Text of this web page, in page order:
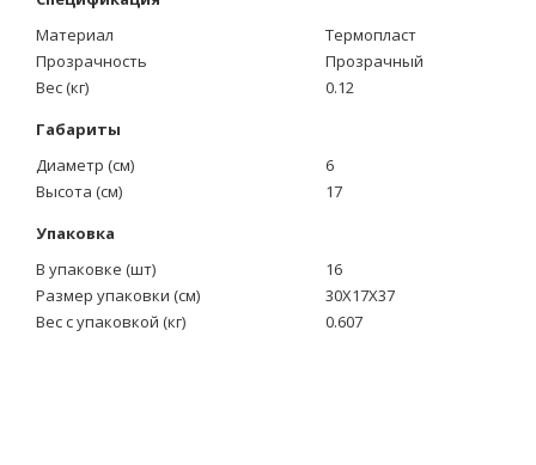
Материал
Термопласт
Прозрачность
Прозрачный
Вес (кг)
0.12
Габариты
Диаметр (см)
6
Высота (см)
17
Упаковка
В упаковке (шт)
16
Размер упаковки (см)
30X17X37
Вес с упаковкой (кг)
0.607